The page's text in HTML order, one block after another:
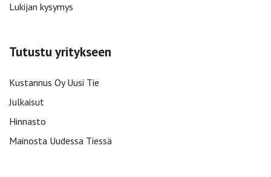
Lukijan kysymys
Tutustu yritykseen
Kustannus Oy Uusi Tie
Julkaisut
Hinnasto
Mainosta Uudessa Tiessä